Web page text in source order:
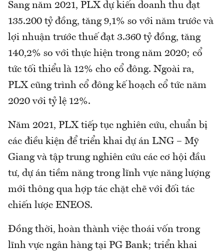
Sang năm 2021, PLX dự kiến doanh thu đạt
135.200 tỷ đồng, tăng 9,1% so với năm trước và
lợi nhuận trước thuế đạt 3.360 tỷ đồng, tăng
140,2% so với thực hiện trong năm 2020; cổ
tức tối thiểu là 12% cho cổ đông. Ngoài ra,
PLX cũng trình cổ đông kế hoạch cổ tức năm
2020 với tỷ lệ 12%.
Năm 2021, PLX tiếp tục nghiên cứu, chuẩn bị
các điều kiện để triển khai dự án LNG – Mỹ
Giang và tập trung nghiên cứu các cơ hội đầu
tư, dự án tiềm năng trong lĩnh vực năng lượng
mới thông qua hợp tác chặt chẽ với đối tác
chiến lược ENEOS.
Đồng thời, hoàn thành việc thoái vốn trong
lĩnh vực ngân hàng tại PG Bank; triển khai